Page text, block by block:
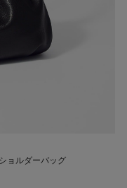
ョルダーバッグ